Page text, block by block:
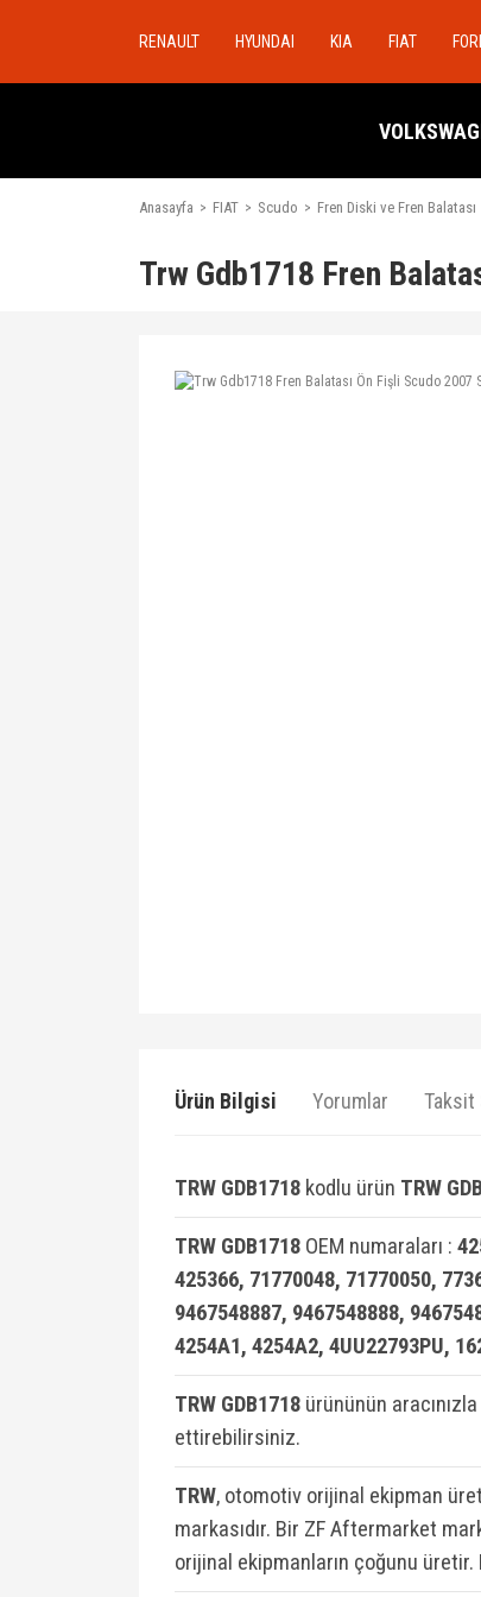
RENAULT HYUNDAI KIA FIAT
Anasayfa FIAT Scudo Fren Diski ve Fren Balatası
Trw Gdb1718 Fren
Ürün Bilgisi Yorumlar Taksit
TRW GDB1718 kodlu ürün TRW
TRW GDB1718 OEM numaraları :
425366, 71770048, 71770050,
9467548887, 9467548888,
4254A1, 4254A2, 4UU22793PU,
TRW GDB1718 ürününün
ettirebilirsiniz.
TRW, otomotiv orijinal ekipman
markasıdır. Bir ZF Aftermarket
orijinal ekipmanların çoğunu